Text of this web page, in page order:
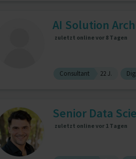
AI Solution
zuletzt online vor 8 Tagen
Consultant 22 J.
Senior Data
zuletzt online vor 1 Tagen